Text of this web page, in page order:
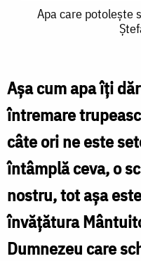
Apa
setea
și
„apa
cea
Foto:
Apa care potolește
Așa cum apa îți
întremare
câte ori ne este
întâmplă ceva, o
nostru, tot așa
învățătura
Dumnezeu care